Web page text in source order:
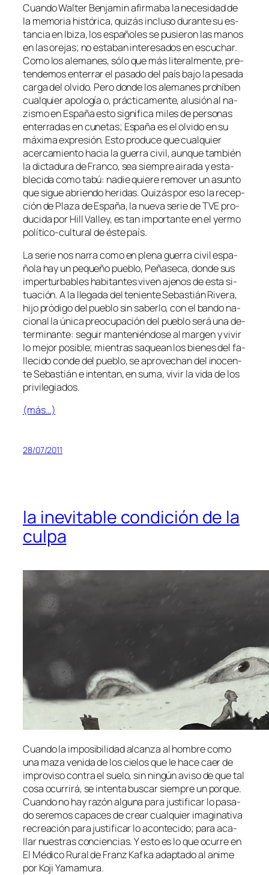
Cuando Walter Benjamin afir­ma­ba la ne­ce­si­dad de
la me­mo­ria his­tó­ri­ca, qui­zás in­clu­so du­ran­te su es­
tan­cia en Ibiza, los es­pa­ño­les se pu­sie­ron las ma­nos
en las ore­jas; no es­ta­ban in­tere­sa­dos en es­cu­char.
Como los ale­ma­nes, só­lo que más li­te­ral­men­te, pre­
ten­de­mos en­te­rrar el pa­sa­do del país ba­jo la pe­sa­da
car­ga del ol­vi­do. Pero don­de los ale­ma­nes prohí­ben
cual­quier apo­lo­gía o, prác­ti­ca­men­te, alu­sión al na­
zis­mo en España es­to sig­ni­fi­ca mi­les de per­so­nas
en­te­rra­das en cu­ne­tas; España es el ol­vi­do en su
má­xi­ma ex­pre­sión. Esto pro­du­ce que cual­quier
acer­ca­mien­to ha­cia la gue­rra ci­vil, aun­que tam­bién
la dic­ta­du­ra de Franco, sea siem­pre ai­ra­da y es­ta­
ble­ci­da co­mo ta­bú: na­die quie­re re­mo­ver un asun­to
que si­gue abrien­do he­ri­das. Quizás por eso la re­cep­
ción de Plaza de España, la nue­va se­rie de TVE pro­
du­ci­da por Hill Valley, es tan im­por­tan­te en el yer­mo
político-cultural de és­te país.
La se­rie nos na­rra co­mo en ple­na gue­rra ci­vil es­pa­
ño­la hay un pe­que­ño pue­blo, Peñaseca, don­de sus
im­per­tur­ba­bles ha­bi­tan­tes vi­ven aje­nos de es­ta si­
tua­ción. A la lle­ga­da del te­nien­te Sebastián Rivera,
hi­jo pró­di­go del pue­blo sin sa­ber­lo, con el ban­do na­
cio­nal la úni­ca preo­cu­pa­ción del pue­blo se­rá una de­
ter­mi­nan­te: se­guir man­te­nién­do­se al mar­gen y vi­vir
lo me­jor po­si­ble; mien­tras sa­quean los bie­nes del fa­
lle­ci­do con­de del pue­blo, se apro­ve­chan del ino­cen­
te Sebastián e in­ten­tan, en su­ma, vi­vir la vi­da de los
privilegiados.
(más…)
28/07/2011
la inevitable condición de la
culpa
Cuando la im­po­si­bi­li­dad al­can­za al hom­bre co­mo
una ma­za ve­ni­da de los cie­los que le ha­ce caer de
im­pro­vi­so con­tra el sue­lo, sin nin­gún avi­so de que tal
co­sa ocu­rri­rá, se in­ten­ta bus­car siem­pre un por­que.
Cuando no hay ra­zón al­gu­na pa­ra jus­ti­fi­car lo pa­sa­
do se­re­mos ca­pa­ces de crear cual­quier ima­gi­na­ti­va
re­crea­ción pa­ra jus­ti­fi­car lo acon­te­ci­do; pa­ra aca­
llar nues­tras con­cien­cias. Y es­to es lo que ocu­rre en
El Médico Rural de Franz Kafka adap­ta­do al ani­me
por Koji Yamamura.